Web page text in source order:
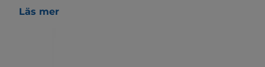
Läs mer